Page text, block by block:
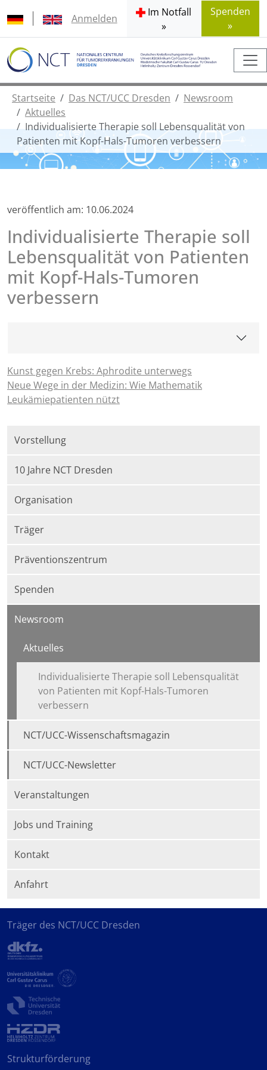
Anmelden
Im Notfall
»
Spenden
»
Startseite Das NCT/UCC Dresden
Newsroom
Aktuelles
Individualisierte Therapie soll Lebensqualität von
Patienten mit Kopf-Hals-Tumoren verbessern
veröffentlich am: 10.06.2024
Individualisierte Therapie soll
Lebensqualität von Patienten
mit Kopf-Hals-Tumoren
verbessern
Kunst gegen Krebs: Aphrodite unterwegs
Neue Wege in der Medizin: Wie Mathematik
Leukämiepatienten nützt
Vorstellung
10 Jahre NCT Dresden
Organisation
Träger
Präventionszentrum
Spenden
Newsroom
Aktuelles
Individualisierte Therapie soll Lebensqualität
von Patienten mit Kopf-Hals-Tumoren
verbessern
NCT/UCC-Wissenschaftsmagazin
NCT/UCC-Newsletter
Veranstaltungen
Jobs und Training
Kontakt
Anfahrt
Träger des NCT/UCC Dresden
Strukturförderung